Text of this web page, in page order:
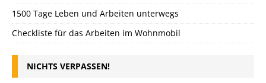
1500 Tage Leben und Arbeiten unterwegs
Checkliste für das Arbeiten im Wohnmobil
NICHTS VERPASSEN!